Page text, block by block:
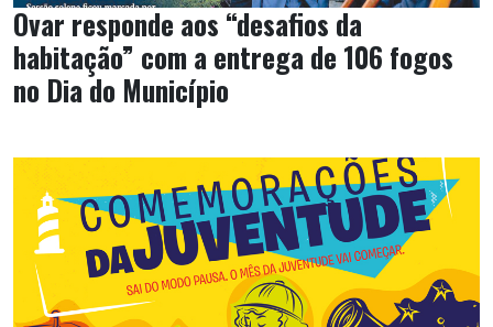
Ovar responde aos “desafios da
habitação” com a entrega de 106 fogos
no Dia do Município